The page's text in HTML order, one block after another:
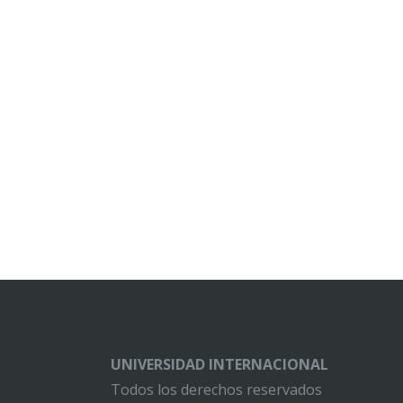
UNIVERSIDAD INTERNACIONAL
Todos los derechos reservados